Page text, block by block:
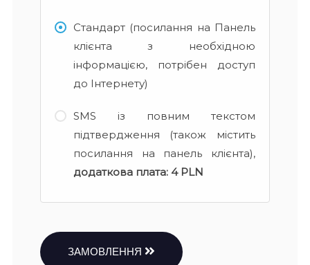
Стандарт (посилання на Панель
клієнта з необхідною
інформацією, потрібен доступ
до Інтернету)
SMS із повним текстом
підтвердження (також містить
посилання на панель клієнта),
додаткова плата: 4 PLN
ЗАМОВЛЕННЯ